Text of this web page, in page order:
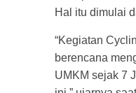
Hal itu dimulai
“Kegiatan
berencana
UMKM sejak 7